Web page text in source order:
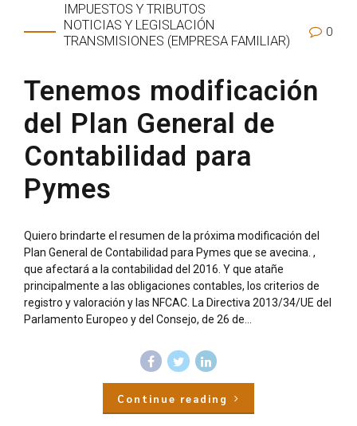
IMPUESTOS Y TRIBUTOS
NOTICIAS Y LEGISLACIÓN
TRANSMISIONES (EMPRESA FAMILIAR)
0
Tenemos modificación
del Plan General de
Contabilidad para
Pymes
Quiero brindarte el resumen de la próxima modificación del
Plan General de Contabilidad para Pymes que se avecina. ,
que afectará a la contabilidad del 2016. Y que atañe
principalmente a las obligaciones contables, los criterios de
registro y valoración y las NFCAC. La Directiva 2013/34/UE del
Parlamento Europeo y del Consejo, de 26 de...
Continue reading